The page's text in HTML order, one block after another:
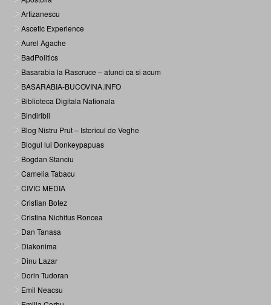
Artizanescu
Ascetic Experience
Aurel Agache
BadPolitics
Basarabia la Rascruce – atunci ca si acum
BASARABIA-BUCOVINA.INFO
Biblioteca Digitala Nationala
Bindiribli
Blog Nistru Prut – Istoricul de Veghe
Blogul lui Donkeypapuas
Bogdan Stanciu
Camelia Tabacu
CIVIC MEDIA
Cristian Botez
Cristina Nichitus Roncea
Dan Tanasa
Diakonima
Dinu Lazar
Dorin Tudoran
Emil Neacsu